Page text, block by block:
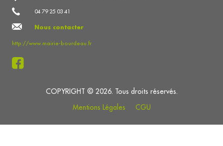
04 79 25 03 41
Nous contacter
http://www.mairie-bourdeau.fr
COPYRIGHT © 2026. Tous droits réservés.
Mentions Légales
CGU